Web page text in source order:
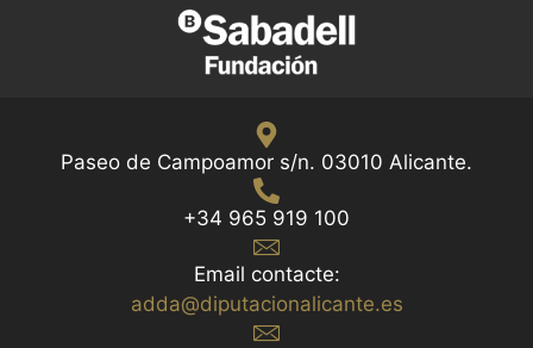
Paseo de Campoamor s/n. 03010 Alicante.
+34 965 919 100
Email contacte:
adda@diputacionalicante.es